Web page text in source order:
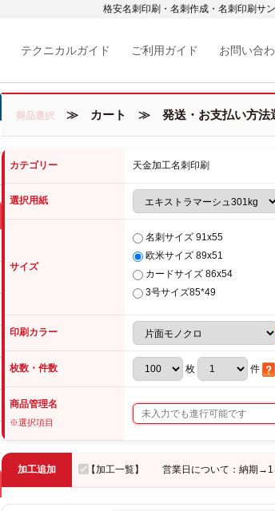
格安名刺印刷・名刺作成・名刺印刷サ
テクニカルガイド ご利用ガイド お問い合
商品選択 ≫ カート ≫ 発送・お支払い方
カテゴリー 天金加工名刺印刷
選択用紙
サイズ
名刺サイズ 91x55
欧米サイズ 89x51
カードサイズ 86x54
3号サイズ85*49
印刷カラー
枚数・件数 枚 件
商品管理名
※選択項目
加工追加 【加工一覧】 営業日について：納期→1